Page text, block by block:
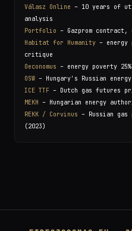
Válasz Online – 10 years of
analysis
Portfolio – Gazprom contract,
Habitat for Humanity –
critique
Oeconomus – energy poverty
OSW – Hungary's Russian
ICE TTF – Dutch gas futures
MEKH – Hungarian energy
REKK / Corvinus – Russian gas
(2023)